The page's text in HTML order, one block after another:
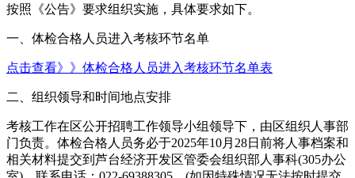
按照《公告》要求组织实施，具体要求如下。
一、体检合格人员进入考核环节名单
点击查看》》体检合格人员进入考核环节名单表
二、组织领导和时间地点安排
考核工作在区公开招聘工作领导小组领导下，由区组织人事部
门负责。体检合格人员务必于2025年10月28日前将人事档案和
相关材料提交到芦台经济开发区管委会组织部人事科(305办公